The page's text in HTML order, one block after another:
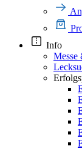
Info
Messe